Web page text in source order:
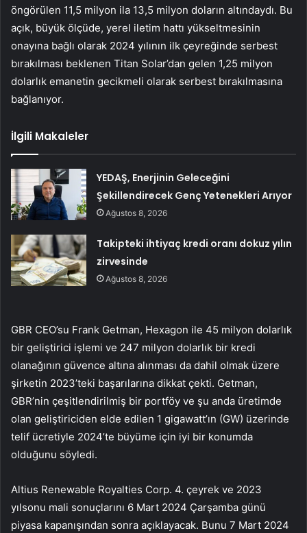
öngörülen 11,5 milyon ila 13,5 milyon doların altındaydı. Bu
açık, büyük ölçüde, yerel iletim hattı yükseltmesinin
onayına bağlı olarak 2024 yılının ilk çeyreğinde serbest
bırakılması beklenen Titan Solar’dan gelen 1,25 milyon
dolarlık emanetin gecikmeli olarak serbest bırakılmasına
bağlanıyor.
İlgili Makaleler
YEDAŞ, Enerjinin Geleceğini
Şekillendirecek Genç Yetenekleri Arıyor
Ağustos 8, 2026
Takipteki ihtiyaç kredi oranı dokuz yılın
zirvesinde
Ağustos 8, 2026
GBR CEO’su Frank Getman, Hexagon ile 45 milyon dolarlık
bir geliştirici işlemi ve 247 milyon dolarlık bir kredi
olanağının güvence altına alınması da dahil olmak üzere
şirketin 2023’teki başarılarına dikkat çekti. Getman,
GBR’nin çeşitlendirilmiş bir portföy ve şu anda üretimde
olan geliştiriciden elde edilen 1 gigawatt’ın (GW) üzerinde
telif ücretiyle 2024’te büyüme için iyi bir konumda
olduğunu söyledi.
Altius Renewable Royalties Corp. 4. çeyrek ve 2023
yılsonu mali sonuçlarını 6 Mart 2024 Çarşamba günü
piyasa kapanışından sonra açıklayacak. Bunu 7 Mart 2024